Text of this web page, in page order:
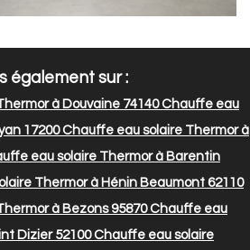
également sur :
à Douvaine 74140Chauffe eau
17200Chauffe eau solaire Thermor à
eau solaire Thermor à Barentin
Thermor à Hénin Beaumont 62110
à Bezons 95870Chauffe eau
Dizier 52100Chauffe eau solaire